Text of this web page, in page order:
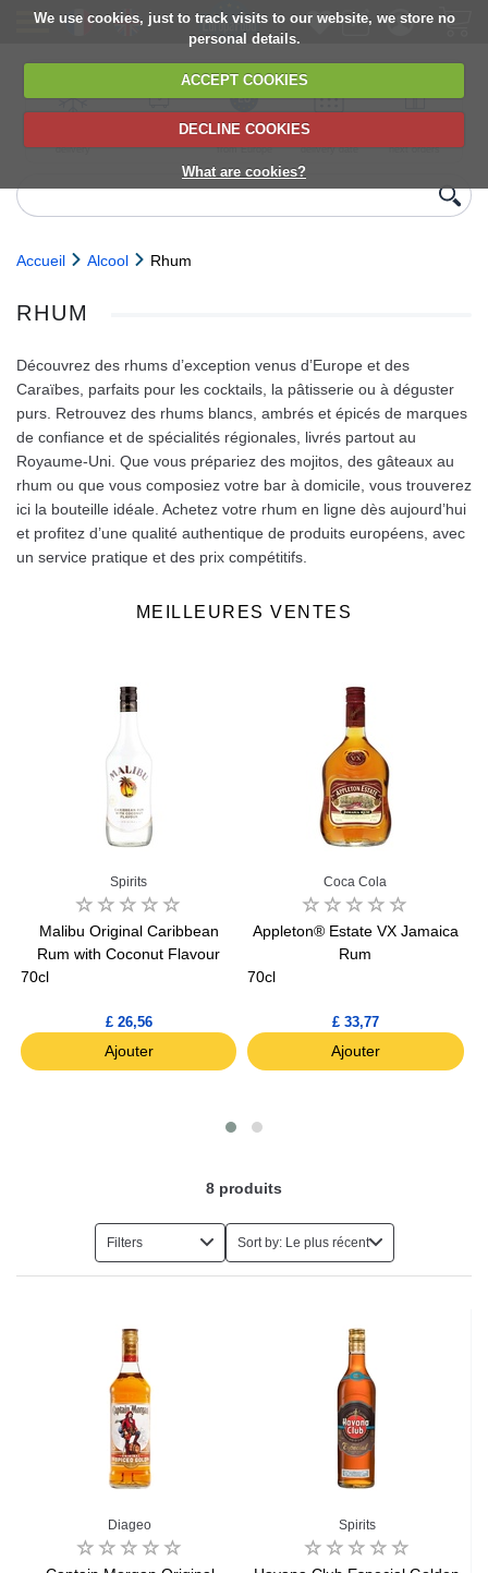
We use cookies, just to track visits to our website, we store no
personal details.
ACCEPT COOKIES
DECLINE COOKIES
What are cookies?
delivery
6,000+ products
Direct import
from Europe
Choose your
delivery date
next orders
Accueil Alcool Rhum
RHUM
Découvrez des rhums d’exception venus d’Europe et des
Caraïbes, parfaits pour les cocktails, la pâtisserie ou à déguster
purs. Retrouvez des rhums blancs, ambrés et épicés de marques
de confiance et de spécialités régionales, livrés partout au
Royaume‑Uni. Que vous prépariez des mojitos, des gâteaux au
rhum ou que vous composiez votre bar à domicile, vous trouverez
ici la bouteille idéale. Achetez votre rhum en ligne dès aujourd’hui
et profitez d’une qualité authentique de produits européens, avec
un service pratique et des prix compétitifs.
MEILLEURES VENTES
Spirits
Malibu Original Caribbean
Rum with Coconut Flavour
70cl
£ 26,56
Ajouter
Coca Cola
Appleton® Estate VX Jamaica
Rum
70cl
£ 33,77
Ajouter
8 produits
Filters Sort by: Le plus récent
Diageo Spirits